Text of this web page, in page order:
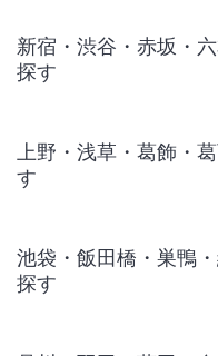
新宿・渋谷・赤坂・
探す
上野・浅草・葛飾・
す
池袋・飯田橋・巣鴨
探す